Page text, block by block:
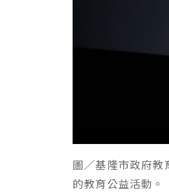
圖／基隆市政府教
的教育公益活動。